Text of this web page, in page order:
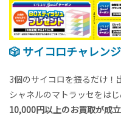
🎲 サイコロチャレン
3個のサイコロを振るだけ！
シャネルのマトラッセをは
10,000円以上のお買取が成立